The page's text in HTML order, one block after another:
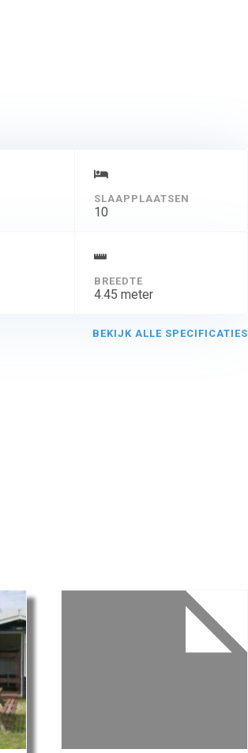
SLAAPPLAATSEN
10
BREEDTE
4.45 meter
BEKIJK ALLE SPECIFICATIES